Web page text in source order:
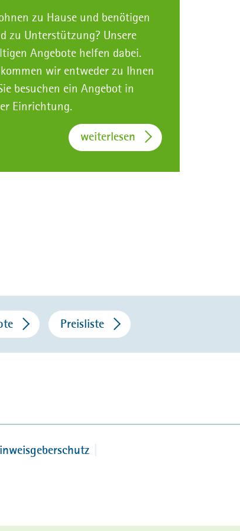
zu Hause und benötigen
zu Unterstützung? Unsere
Angebote helfen dabei.
wir entweder zu Ihnen
besuchen ein Angebot in
Einrichtung.
weiterlesen
Preisliste